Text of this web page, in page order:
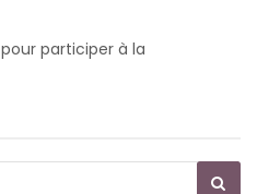
pour participer à la